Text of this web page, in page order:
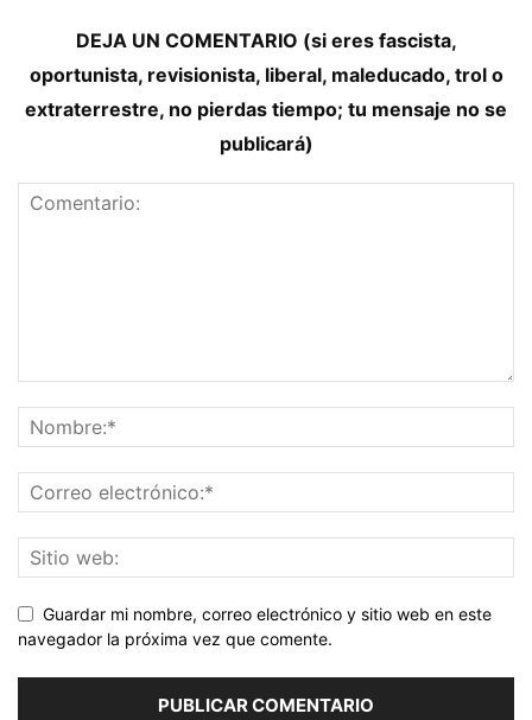
DEJA UN COMENTARIO (si eres fascista,
oportunista, revisionista, liberal, maleducado, trol o
extraterrestre, no pierdas tiempo; tu mensaje no se
publicará)
Guardar mi nombre, correo electrónico y sitio web en este
navegador la próxima vez que comente.